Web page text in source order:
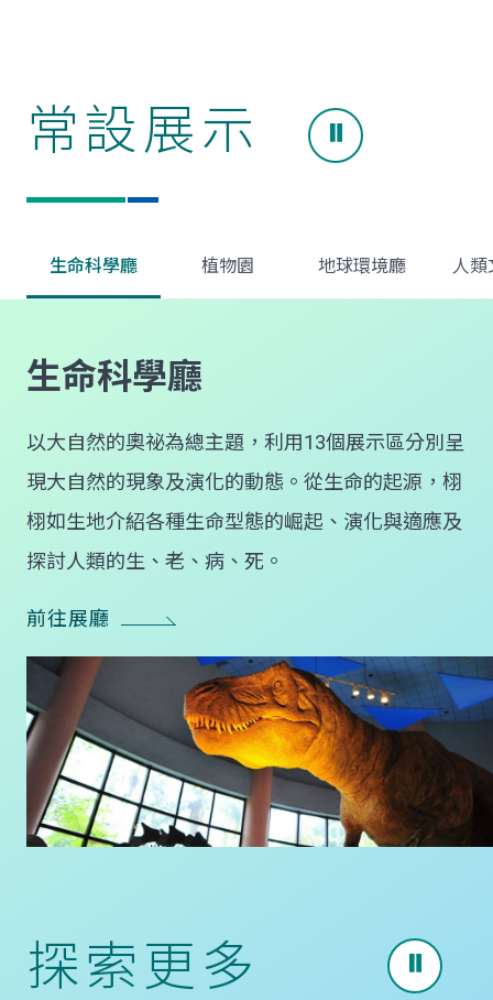
常設展示
生命科學廳 植物園 地球環境廳 人類
生命科學廳
以大自然的奧祕為總主題，利用13個展示區分別呈
現大自然的現象及演化的動態。從生命的起源，栩
栩如生地介紹各種生命型態的崛起、演化與適應及
探討人類的生、老、病、死。
前往展廳
探索更多